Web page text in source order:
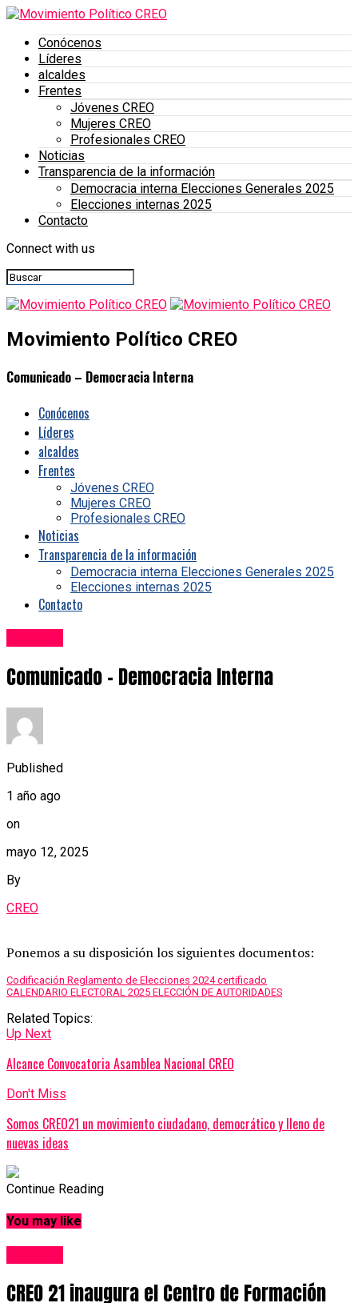
Conócenos
Líderes
alcaldes
Frentes
Jóvenes CREO
Mujeres CREO
Profesionales CREO
Noticias
Transparencia de la información
Democracia interna Elecciones Generales 2025
Elecciones internas 2025
Contacto
Connect with us
Movimiento Político CREO
Comunicado – Democracia Interna
Conócenos
Líderes
alcaldes
Frentes
Jóvenes CREO
Mujeres CREO
Profesionales CREO
Noticias
Transparencia de la información
Democracia interna Elecciones Generales 2025
Elecciones internas 2025
Contacto
Comunicado – Democracia Interna
Published
1 año ago
on
mayo 12, 2025
By
CREO
Ponemos a su disposición los siguientes documentos:
Codificación Reglamento de Elecciones 2024 certificado
CALENDARIO ELECTORAL 2025 ELECCIÓN DE AUTORIDADES
Related Topics:
Up Next
Alcance Convocatoria Asamblea Nacional CREO
Don't Miss
Somos CREO21 un movimiento ciudadano, democrático y lleno de
nuevas ideas
Continue Reading
You may like
CREO 21 inaugura el Centro de Formación